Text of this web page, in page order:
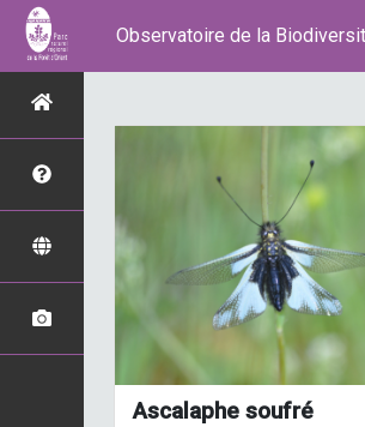
Observatoire de la
Ascalaphe soufré